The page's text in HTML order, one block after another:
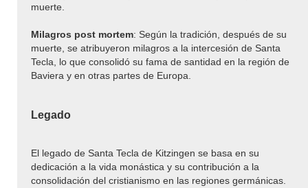
muerte.
Milagros post mortem: Según la tradición, después de su
muerte, se atribuyeron milagros a la intercesión de Santa
Tecla, lo que consolidó su fama de santidad en la región de
Baviera y en otras partes de Europa.
Legado
El legado de Santa Tecla de Kitzingen se basa en su
dedicación a la vida monástica y su contribución a la
consolidación del cristianismo en las regiones germánicas.